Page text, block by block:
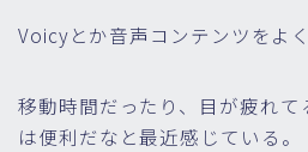
Voicyとか音声コンテンツをよ
移動時間だったり、目が疲れ
は便利だなと最近感じている。